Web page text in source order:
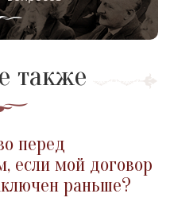
также
перед
если мой договор
раньше?